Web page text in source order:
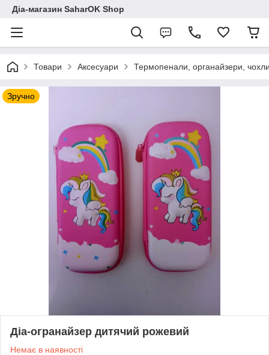
Діа-магазин SaharOK Shop
Товари Аксесуари Термопенали, органайзери,
Зручно
Діа-огранайзер дитячий рожевий
Немає в наявності